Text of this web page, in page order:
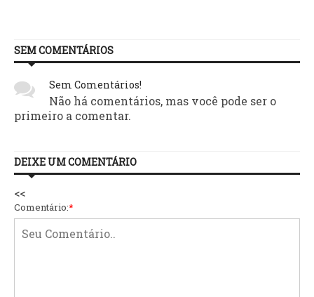
SEM COMENTÁRIOS
Sem Comentários!
Não há comentários, mas você pode ser o
primeiro a comentar.
DEIXE UM COMENTÁRIO
<<
Comentário:*